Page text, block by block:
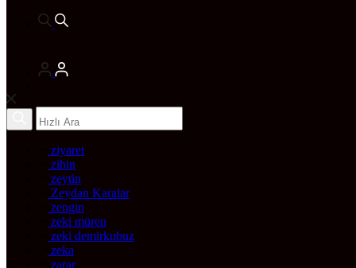
ziyaret
zihin
zeytin
Zeydan Karalar
zengin
zeki müren
zeki demirkubuz
zeka
zarar